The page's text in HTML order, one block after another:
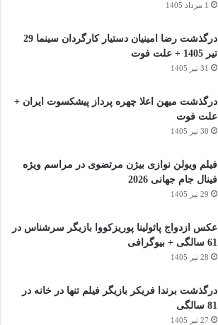
1 مرداد 1405
درگذشت رضا امینیان دستیار کارگردان سینما 29
تیر 1405 + علت فوت
31 تیر 1405
درگذشت میهن اعلا چهره پرداز پیشکسوت ایران +
علت فوت
30 تیر 1405
فیلم ویولن نوازی بیژن مرتضوی در مراسم ویژه
فینال جام جهانی 2026
29 تیر 1405
عکس ازدواج پائولینا پوریزکووا بازیگر سرشناس در
61 سالگی + بیوگرافی
28 تیر 1405
درگذشت برندا فریکر بازیگر فیلم تنها در خانه در
81 سالگی
27 تیر 1405